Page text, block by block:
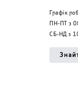
Графік
ПН-ПТ з
СБ-НД з